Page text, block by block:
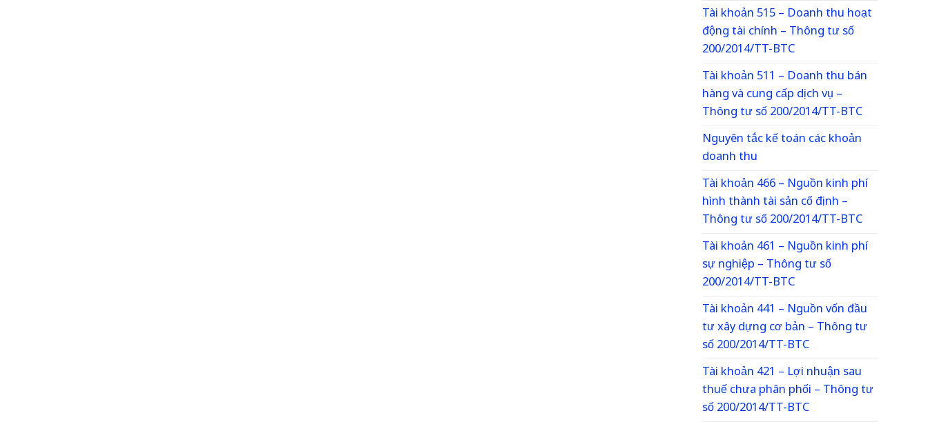
Tài khoản 515 – Doanh thu hoạt
động tài chính – Thông tư số
200/2014/TT-BTC
Tài khoản 511 – Doanh thu bán
hàng và cung cấp dịch vụ –
Thông tư số 200/2014/TT-BTC
Nguyên tắc kế toán các khoản
doanh thu
Tài khoản 466 – Nguồn kinh phí
hình thành tài sản cố định –
Thông tư số 200/2014/TT-BTC
Tài khoản 461 – Nguồn kinh phí
sự nghiệp – Thông tư số
200/2014/TT-BTC
Tài khoản 441 – Nguồn vốn đầu
tư xây dựng cơ bản – Thông tư
số 200/2014/TT-BTC
Tài khoản 421 – Lợi nhuận sau
thuế chưa phân phối – Thông tư
số 200/2014/TT-BTC